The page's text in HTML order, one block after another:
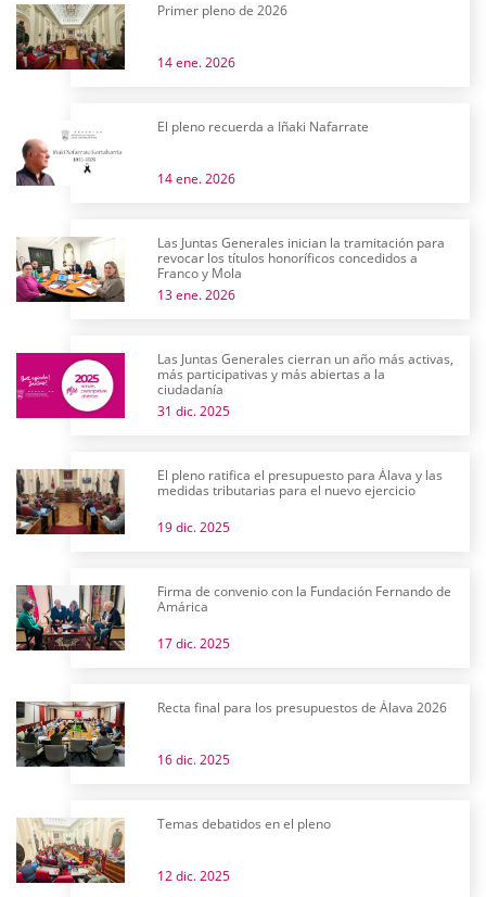
Primer pleno de 2026
14 ene. 2026
El pleno recuerda a Iñaki Nafarrate
14 ene. 2026
Las Juntas Generales inician la tramitación para
revocar los títulos honoríficos concedidos a
Franco y Mola
13 ene. 2026
Las Juntas Generales cierran un año más activas,
más participativas y más abiertas a la
ciudadanía
31 dic. 2025
El pleno ratifica el presupuesto para Álava y las
medidas tributarias para el nuevo ejercicio
19 dic. 2025
Firma de convenio con la Fundación Fernando de
Amárica
17 dic. 2025
Recta final para los presupuestos de Álava 2026
16 dic. 2025
Temas debatidos en el pleno
12 dic. 2025